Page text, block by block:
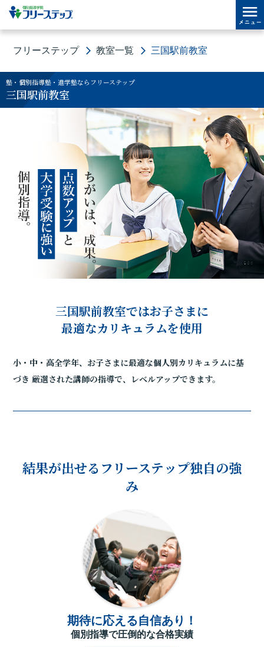
フリーステップ 教室一覧 三国駅前教室
塾・個別指導塾・進学塾ならフリーステップ
三国駅前教室
三国駅前教室ではお子さまに
最適なカリキュラムを使用
小・中・高全学年、お子さまに最適な個人別カリキュラムに基
づき 厳選された講師の指導で、レベルアップできます。
結果が出せるフリーステップ独自の強
み
期待に応える自信あり！
個別指導で圧倒的な合格実績